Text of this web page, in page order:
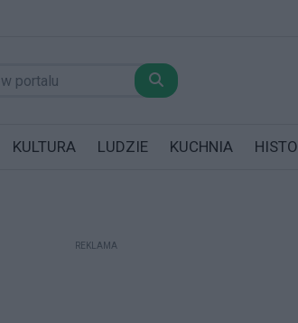
KULTURA LUDZIE KUCHNIA
REKLAMA